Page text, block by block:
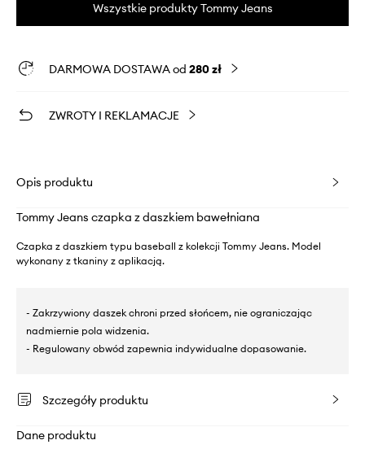
Wszystkie produkty Tommy Jeans
DARMOWA DOSTAWA od 280 zł
ZWROTY I REKLAMACJE
Opis produktu
Tommy Jeans czapka z daszkiem bawełniana
Czapka z daszkiem typu baseball z kolekcji Tommy Jeans. Model
wykonany z tkaniny z aplikacją.
- Zakrzywiony daszek chroni przed słońcem, nie ograniczając
nadmiernie pola widzenia.
- Regulowany obwód zapewnia indywidualne dopasowanie.
Szczegóły produktu
Dane produktu